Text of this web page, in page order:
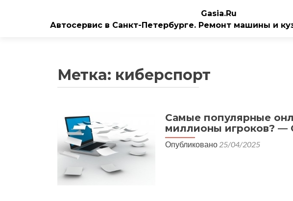
Gasia.Ru
Автосервис в Санкт-Петербурге. Ремонт машины и
Метка: киберспорт
Самые популярные
миллионы игроков? —
Опубликовано 25/04/2025